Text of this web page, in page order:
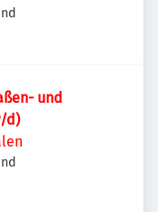
und
d)